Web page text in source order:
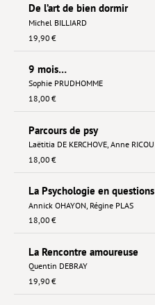
De l’art de bien dormir
Michel BILLIARD
19,90 €
9 mois…
Sophie PRUDHOMME
18,00 €
Parcours de psy
Laëtitia DE KERCHOVE, Anne RICOU
18,00 €
La Psychologie en questions
Annick OHAYON Régine PLAS
18,00 €
La Rencontre amoureuse
Quentin DEBRAY
19,90 €